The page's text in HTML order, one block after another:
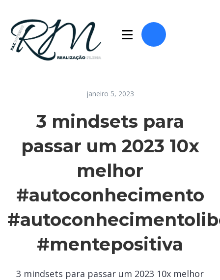
janeiro 5, 2023
3 mindsets para
passar um 2023 10x
melhor
#autoconhecimento
#mentepositiva
3 mindsets para passar um 2023 10x melhor